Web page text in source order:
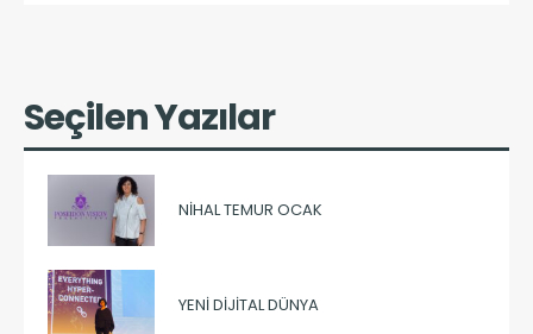
Seçilen Yazılar
NIHAL TEMUR OCAK
YENI DIJITAL DÜNYA